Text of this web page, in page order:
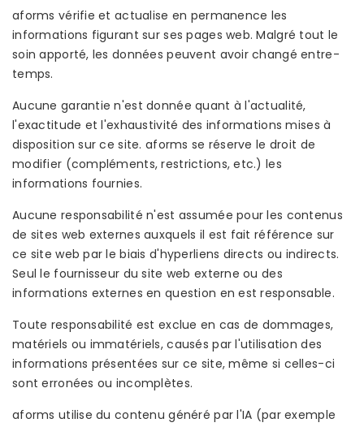
aforms vérifie et actualise en permanence les
informations figurant sur ses pages web. Malgré tout le
soin apporté, les données peuvent avoir changé entre-
temps.
Aucune garantie n'est donnée quant à l'actualité,
l'exactitude et l'exhaustivité des informations mises à
disposition sur ce site. aforms se réserve le droit de
modifier (compléments, restrictions, etc.) les
informations fournies.
Aucune responsabilité n'est assumée pour les contenus
de sites web externes auxquels il est fait référence sur
ce site web par le biais d'hyperliens directs ou indirects.
Seul le fournisseur du site web externe ou des
informations externes en question en est responsable.
Toute responsabilité est exclue en cas de dommages,
matériels ou immatériels, causés par l'utilisation des
informations présentées sur ce site, même si celles-ci
sont erronées ou incomplètes.
aforms utilise du contenu généré par l'IA (par exemple